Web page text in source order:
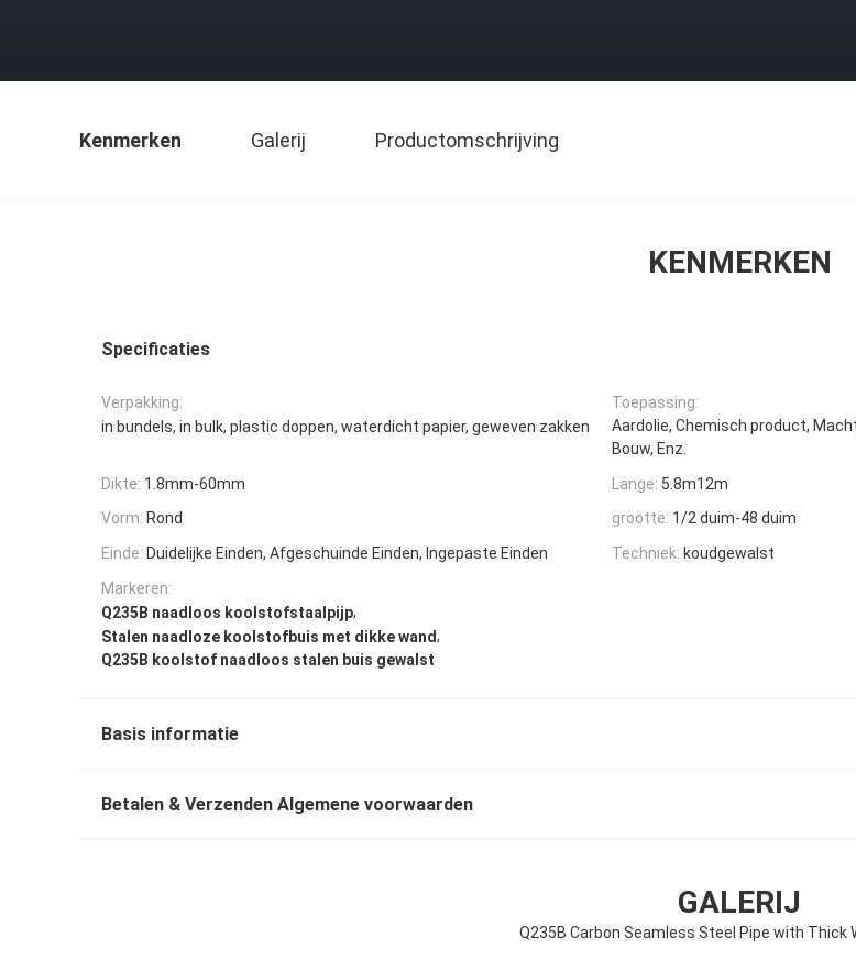
Kenmerken Galerij Productomschrijving
KENMERKEN
Specificaties
Verpakking:
in bundels, in bulk, plastic doppen, waterdicht papier, geweven zakken
Toepassing:
Aardolie, Chemisch product,
Bouw, Enz.
Dikte: 1.8mm-60mm Lange: 5.8m12m
Vorm: Rond grootte: 1/2 duim-48 duim
Einde: Duidelijke Einden, Afgeschuinde Einden, Ingepaste Einden Techniek: koudgewalst
Markeren:
Q235B naadloos koolstofstaalpijp,
Stalen naadloze koolstofbuis met dikke wand,
Q235B koolstof naadloos stalen buis gewalst
Basis informatie
Betalen & Verzenden Algemene voorwaarden
GALERIJ
Q235B Carbon Seamless Steel Pipe with Thick